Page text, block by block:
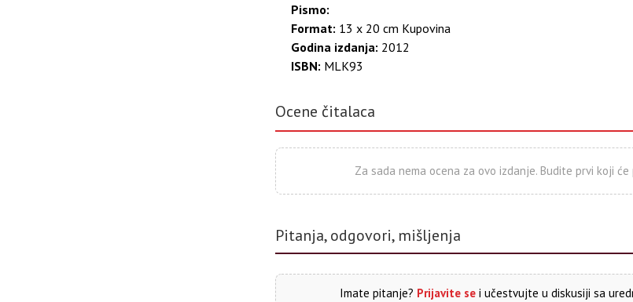
Pismo:
Format: 13 x 20 cm Kupovina
Godina izdanja: 2012
ISBN: MLK93
Ocene čitalaca
Za sada nema ocena za ovo izdanje. Budite prvi koji
Pitanja, odgovori, mišljenja
Imate pitanje? Prijavite se i učestvujte u diskusiji sa